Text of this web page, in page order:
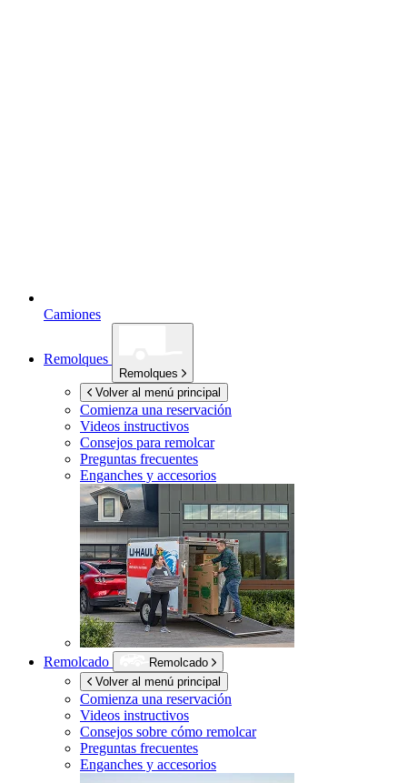
Camiones
Remolques
Remolques
Volver al menú principal
Comienza una reservación
Videos instructivos
Consejos para remolcar
Preguntas frecuentes
Enganches y accesorios
Remolcado
Remolcado
Volver al menú principal
Comienza una reservación
Videos instructivos
Consejos sobre cómo remolcar
Preguntas frecuentes
Enganches y accesorios